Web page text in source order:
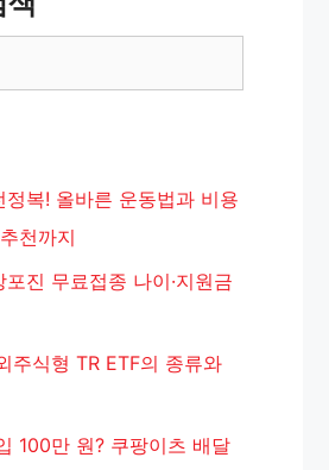
정복! 올바른 운동법과 비용
천까지
진 무료접종 나이·지원금
주식형 TR ETF의 종류와
100만 원? 쿠팡이츠 배달